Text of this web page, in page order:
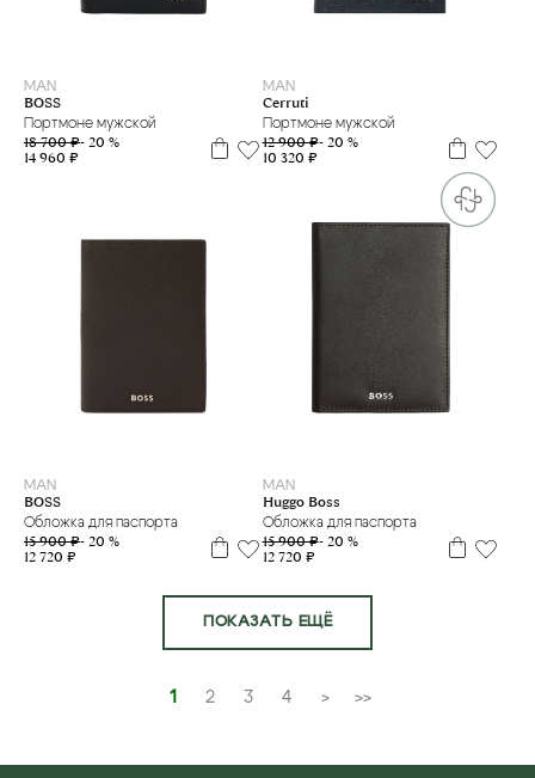
MAN
BOSS
Портмоне мужской
18 700 ₽- 20 %
14 960 ₽
MAN
Cerruti
Портмоне мужской
12 900 ₽- 20 %
10 320 ₽
MAN
BOSS
Обложка для паспорта
15 900 ₽- 20 %
12 720 ₽
MAN
Huggo Boss
Обложка для паспорта
15 900 ₽- 20 %
12 720 ₽
ПОКАЗАТЬ ЕЩЁ
1 2 3 4 > >>